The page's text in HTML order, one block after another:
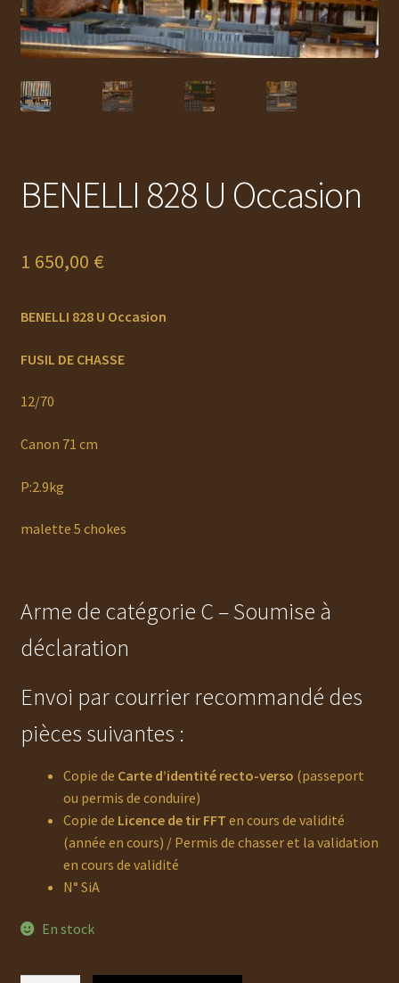
MUNITIONS
Ouvrir
le
menu
ACCESSOIRES
Ouvrir
le
menu
RECHARGEMENT
menu
AUTO DÉFENSE
BENELLI 828 U Occasion
1 650,00 €
BENELLI 828 U Occasion
FUSIL DE CHASSE
12/70
Canon 71 cm
P:2.9kg
malette 5 chokes
Arme de catégorie C – Soumise à
déclaration
Envoi par courrier recommandé des
pièces suivantes :
Copie de Carte d’identité recto-verso (passeport
ou permis de conduire)
Copie de Licence de tir FFT en cours de validité
(année en cours) / Permis de chasser et la validation
en cours de validité
N° SiA
En stock